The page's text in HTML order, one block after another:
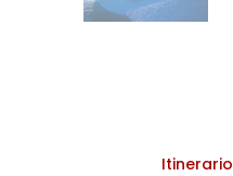
Itinerario